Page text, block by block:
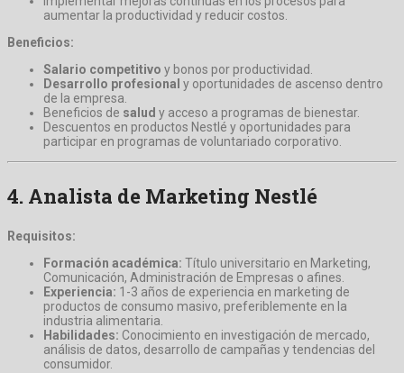
aumentar la productividad y reducir costos.
Beneficios:
Salario competitivo y bonos por productividad.
Desarrollo profesional y oportunidades de ascenso dentro
de la empresa.
Beneficios de salud y acceso a programas de bienestar.
Descuentos en productos Nestlé y oportunidades para
participar en programas de voluntariado corporativo.
4. Analista de Marketing Nestlé
Requisitos:
Formación académica: Título universitario en Marketing,
Comunicación, Administración de Empresas o afines.
Experiencia: 1-3 años de experiencia en marketing de
productos de consumo masivo, preferiblemente en la
industria alimentaria.
Habilidades: Conocimiento en investigación de mercado,
análisis de datos, desarrollo de campañas y tendencias del
consumidor.